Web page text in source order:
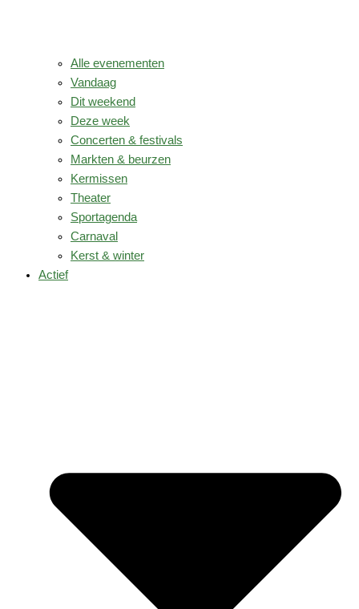
Alle evenementen
Vandaag
Dit weekend
Deze week
Concerten & festivals
Markten & beurzen
Kermissen
Theater
Sportagenda
Carnaval
Kerst & winter
Actief